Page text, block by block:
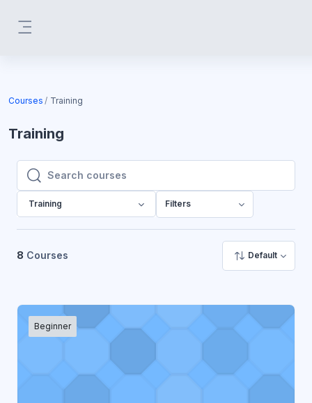
Courses Training
Training
Search courses
Search courses
Training Filters
8 Courses Default
Beginner